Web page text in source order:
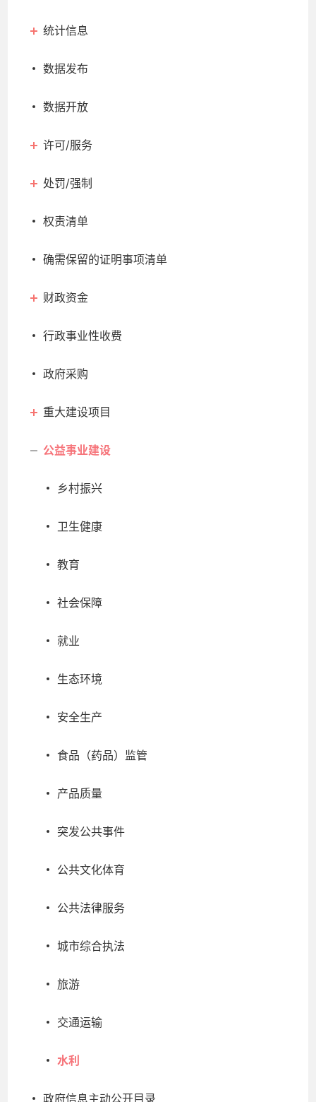
统计信息
数据发布
数据开放
许可/服务
处罚/强制
权责清单
确需保留的证明事项清单
财政资金
行政事业性收费
政府采购
重大建设项目
公益事业建设
乡村振兴
卫生健康
教育
社会保障
就业
生态环境
安全生产
食品（药品）监管
产品质量
突发公共事件
公共文化体育
公共法律服务
城市综合执法
旅游
交通运输
水利
政府信息主动公开目录